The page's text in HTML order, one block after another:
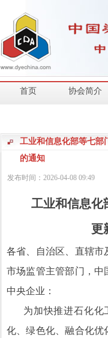
首页 协会简介
工业和信息化部等七部
的通知
发布时间： 2026-04-08 09:49
工业和信息化
更
各省、自治区、直辖市
市场监管主管部门，中
中央企业：
为加快推进石化化
化、绿色化、融合化优